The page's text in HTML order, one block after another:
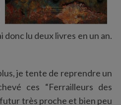
donc lu deux livres en un an.
je tente de reprendre un
ces “Ferrailleurs des
très proche et bien peu